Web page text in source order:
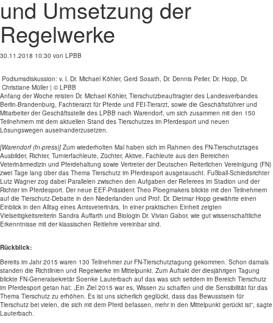
und Umsetzung der
Regelwerke
30.11.2018 10:30 von LPBB
Podiumsdiskussion: v. l. Dr. Michael Köhler, Gerd Sosath, Dr. Dennis Peiler, Dr. Hopp, Dr.
Christiane Müller | © LPBB
Anfang der Woche reisten Dr. Michael Köhler, Tierschutzbeauftragter des Landesverbandes
Berlin-Brandenburg, Fachtierarzt für Pferde und FEI-Tierarzt, sowie die Geschäftsführer und
Mitarbeiter der Geschäftsstelle des LPBB nach Warendorf, um sich zusammen mit den 150
Teilnehmern mit dem aktuellen Stand des Tierschutzes im Pferdesport und neuen
Lösungswegen auseinanderzusetzen.
[Warendorf (fn-press)] Zum wiederholten Mal haben sich im Rahmen des FN-Tierschutztages
Ausbilder, Richter, Turnierfachleute, Züchter, Aktive, Fachleute aus den Bereichen
Veterinärmedizin und Pferdehaltung sowie Vertreter der Deutschen Reiterlichen Vereinigung (FN)
zwei Tage lang über das Thema Tierschutz im Pferdesport ausgetauscht. Fußball-Schiedsrichter
Lutz Wagner zog dabei Parallelen zwischen den Aufgaben der Referees im Stadion und der
Richter im Pferdesport. Der neue EEF-Präsident Theo Ploegmakers blickte mit den Teilnehmern
auf die Tierschutz-Debatte in den Niederlanden und Prof. Dr. Dietmar Hopp gewährte einen
Einblick in den Alltag eines Amtsveterinärs. In einer praktischen Einheit zeigten
Vielseitigkeitsreiterin Sandra Auffarth und Biologin Dr. Vivian Gabor, wie gut wissenschaftliche
Erkenntnisse mit der klassischen Reitlehre vereinbar sind.
Rückblick:
Bereits im Jahr 2015 waren 130 Teilnehmer zur FN-Tierschutztagung gekommen. Schon damals
standen die Richtlinien und Regelwerke im Mittelpunkt. Zum Auftakt der diesjährigen Tagung
blickte FN-Generalsekretär Soenke Lauterbach auf das was sich seitdem im Bereich Tierschutz
im Pferdesport getan hat: „Ein Ziel 2015 war es, Wissen zu schaffen und die Sensibilität für das
Thema Tierschutz zu erhöhen. Es ist uns sicherlich geglückt, dass das Bewusstsein für
Tierschutz bei vielen, die sich mit dem Pferd befassen, mehr in den Mittelpunkt gerückt ist“, sagte
Lauterbach.